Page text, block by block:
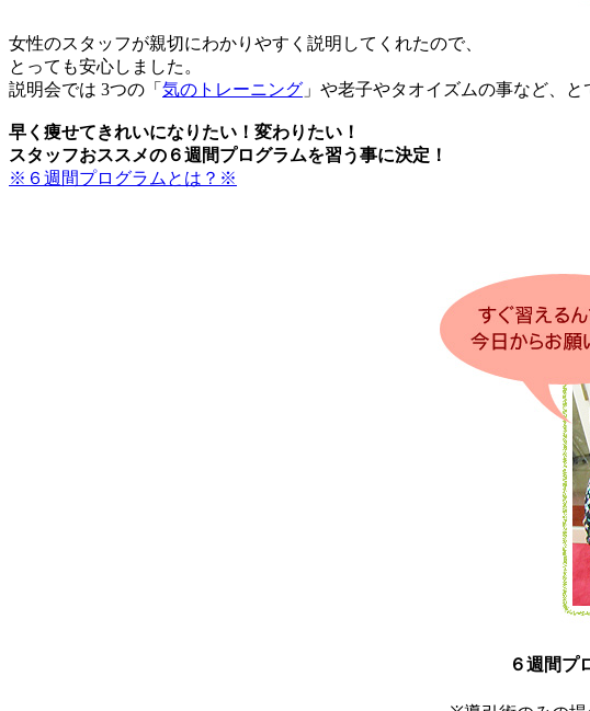
女性のスタッフが親切にわかりやすく説明してくれたので、
とっても安心しました。
説明会では 3つの「 気のトレーニング 」や老子やタオイズムの事など、
早く痩せてきれいになりたい！変わりたい！
スタッフおススメの６週間プログラムを習う事に決定！
※６週間プログラムとは？※
６週間プ